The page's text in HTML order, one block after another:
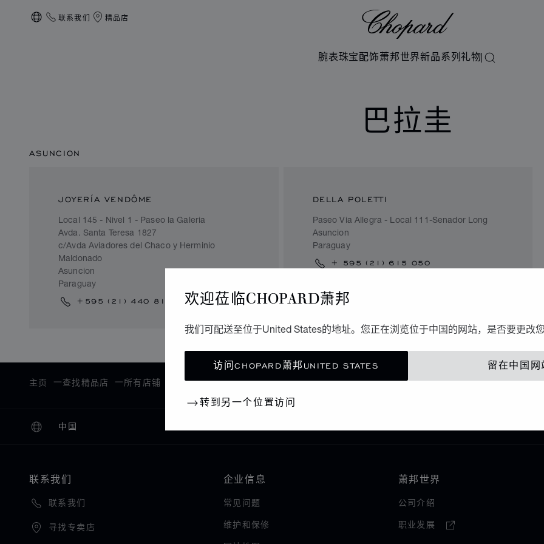
欢迎莅临CHOPARD萧邦
我们可配送至位于United States的地址。您正在浏览位于中国的网站，是否要更改您
访问CHOPARD萧邦UNITED STATES 留在中国网
转到另一个位置访问
本地化（更改国家/地区）
联系我们 精品店
腕表珠宝配饰萧邦世界新品系列礼物搜索
巴拉圭
ASUNCION
JOYERÍA VENDÔME
Local 145 - Nivel 1 - Paseo la Galeria
Avda. Santa Teresa 1827
c/Avda Aviadores del Chaco y Herminio
Maldonado
Asuncion
Paraguay
+595 (21) 440 811
DELLA POLETTI
Paseo Via Allegra - Local 111-Senador Long
Asuncion
Paraguay
+ 595 (21) 615 050
主页 查找精品店 所有店铺 南美洲和加勒比海 巴拉圭
中国
本地化（更改国家/地区）
更改国家/地区
联系我们
联系我们
寻找专卖店
企业信息
常见问题
维护和保修
萧邦世界
公司介绍
职业发展